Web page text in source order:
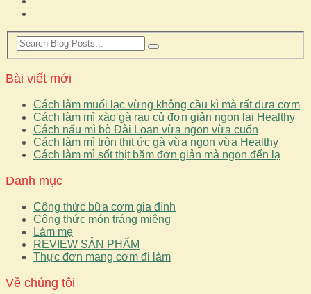
Bài viết mới
Cách làm muối lạc vừng không cầu kì mà rất đưa cơm
Cách làm mì xào gà rau củ đơn giản ngon lại Healthy
Cách nấu mì bò Đài Loan vừa ngon vừa cuốn
Cách làm mì trộn thịt ức gà vừa ngon vừa Healthy
Cách làm mì sốt thịt băm đơn giản mà ngon đến lạ
Danh mục
Công thức bữa cơm gia đình
Công thức món tráng miệng
Làm mẹ
REVIEW SẢN PHẨM
Thực đơn mang cơm đi làm
Về chúng tôi